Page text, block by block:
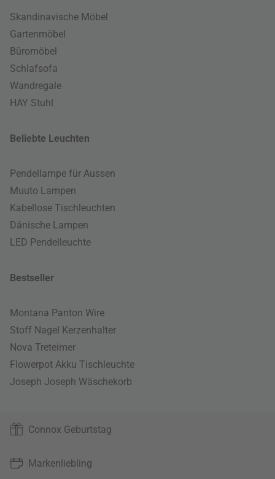
Skandinavische Möbel
Gartenmöbel
Büromöbel
Schlafsofa
Wandregale
HAY Stuhl
Beliebte Leuchten
Pendellampe für Aussen
Muuto Lampen
Kabellose Tischleuchten
Dänische Lampen
LED Pendelleuchte
Bestseller
Montana Panton Wire
Stoff Nagel Kerzenhalter
Nova Treteimer
Flowerpot Akku Tischleuchte
Joseph Joseph Wäschekorb
Connox Geburtstag
Markenliebling